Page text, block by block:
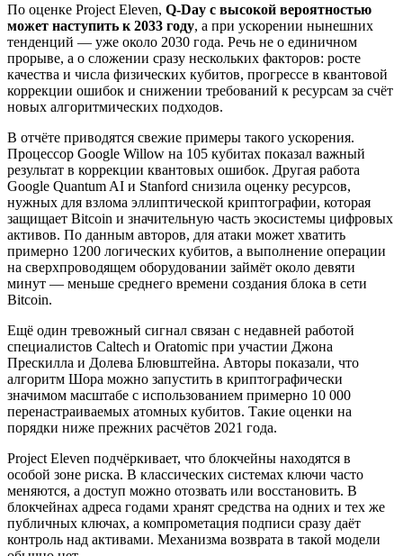
По оценке Project Eleven, Q-Day с высокой вероятностью
может наступить к 2033 году, а при ускорении нынешних
тенденций — уже около 2030 года. Речь не о единичном
прорыве, а о сложении сразу нескольких факторов: росте
качества и числа физических кубитов, прогрессе в квантовой
коррекции ошибок и снижении требований к ресурсам за счёт
новых алгоритмических подходов.
В отчёте приводятся свежие примеры такого ускорения.
Процессор Google Willow на 105 кубитах показал важный
результат в коррекции квантовых ошибок. Другая работа
Google Quantum AI и Stanford снизила оценку ресурсов,
нужных для взлома эллиптической криптографии, которая
защищает Bitcoin и значительную часть экосистемы цифровых
активов. По данным авторов, для атаки может хватить
примерно 1200 логических кубитов, а выполнение операции
на сверхпроводящем оборудовании займёт около девяти
минут — меньше среднего времени создания блока в сети
Bitcoin.
Ещё один тревожный сигнал связан с недавней работой
специалистов Caltech и Oratomic при участии Джона
Прескилла и Долева Блювштейна. Авторы показали, что
алгоритм Шора можно запустить в криптографически
значимом масштабе с использованием примерно 10 000
перенастраиваемых атомных кубитов. Такие оценки на
порядки ниже прежних расчётов 2021 года.
Project Eleven подчёркивает, что блокчейны находятся в
особой зоне риска. В классических системах ключи часто
меняются, а доступ можно отозвать или восстановить. В
блокчейнах адреса годами хранят средства на одних и тех же
публичных ключах, а компрометация подписи сразу даёт
контроль над активами. Механизма возврата в такой модели